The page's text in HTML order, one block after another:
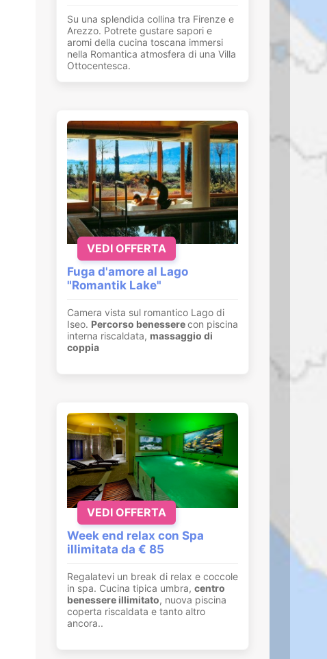
Su una splendida collina tra Firenze e
Arezzo. Potrete gustare sapori e
aromi della cucina toscana immersi
nella Romantica atmosfera di una Villa
Ottocentesca.
Fuga d'amore al Lago
"Romantik Lake"
Camera vista sul romantico Lago di
Iseo. Percorso benesserecon piscina
interna riscaldata, massaggio di
coppia
VEDI OFFERTA
Week end relax con Spa
illimitata da € 85
Regalatevi un break di relax e coccole
in spa. Cucina tipica umbra, centro
benessere illimitato, nuova piscina
coperta riscaldata e tanto altro
ancora..
VEDI OFFERTA